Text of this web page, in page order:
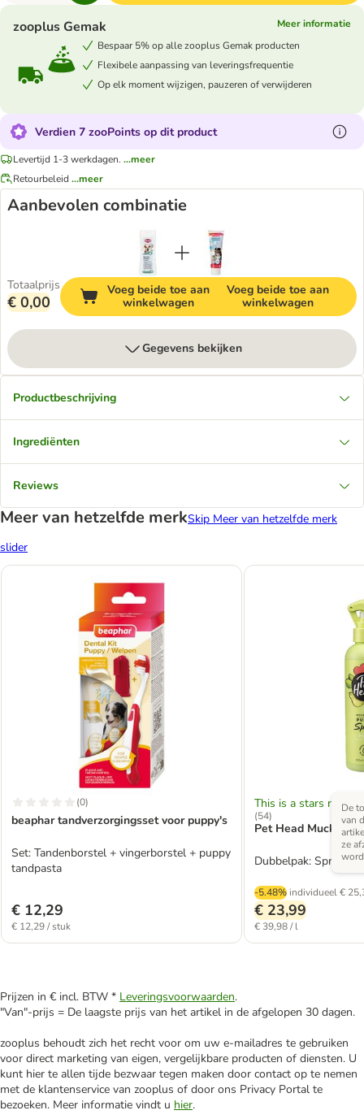
zooplus Gemak
Meer informatie
Bespaar 5% op alle zooplus Gemak producten
Flexibele aanpassing van leveringsfrequentie
Op elk moment wijzigen, pauzeren of verwijderen
Verdien 7 zooPoints op dit product
Levertijd 1-3 werkdagen. ...meer
Retourbeleid ...meer
Aanbevolen combinatie
Totaalprijs
€ 0,00
Voeg beide toe aan
winkelwagen
Voeg beide toe aan
winkelwagen
Gegevens bekijken
Productbeschrijving
Ingrediënten
Reviews
Meer van hetzelfde merkSkip Meer van hetzelfde merk
slider
(0)
beaphar tandverzorgingsset voor puppy's
Set: Tandenborstel + vingerborstel + puppy
tandpasta
€ 12,29
€ 12,29 / stuk
This is a stars rating
(54)
Pet Head Mucky
Dubbelpak: Spray 2
-5.48% individueel €
De
van
ze
€ 23,99
€ 39,98 / l
Prijzen in € incl. BTW * Leveringsvoorwaarden.
"Van"-prijs = De laagste prijs van het artikel in de afgelopen 30 dagen.
zooplus behoudt zich het recht voor om uw e-mailadres te gebruiken
voor direct marketing van eigen, vergelijkbare producten of diensten. U
kunt hier te allen tijde bezwaar tegen maken door contact op te nemen
met de klantenservice van zooplus of door ons Privacy Portal te
bezoeken. Meer informatie vindt u hier.